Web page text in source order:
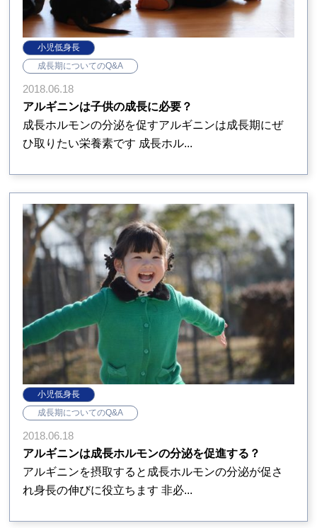
小児低身長
成長期についてのQ&A
2018.06.18
アルギニンは子供の成長に必要？
成長ホルモンの分泌を促すアルギニンは成長期にぜ
ひ取りたい栄養素です 成長ホル...
小児低身長
成長期についてのQ&A
2018.06.18
アルギニンは成長ホルモンの分泌を促進する？
アルギニンを摂取すると成長ホルモンの分泌が促さ
れ身長の伸びに役立ちます 非必...